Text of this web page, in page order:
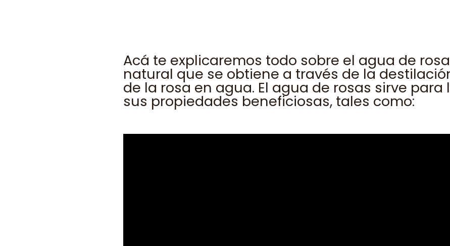
Acá te explicaremos todo sobre el agua de
natural que se obtiene a través de la
de la rosa en agua. El agua de rosas sirve para
sus propiedades beneficiosas, tales como: